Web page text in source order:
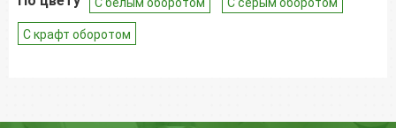
С крафт оборотом